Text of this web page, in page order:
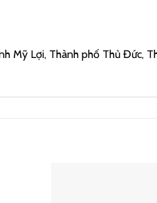
Mỹ Lợi, Thành phố Thủ Đức,